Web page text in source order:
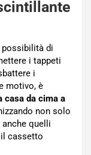
possibilità di
i tappeti
i
motivo, è
casa da cima a
non solo
quelli
cassetto